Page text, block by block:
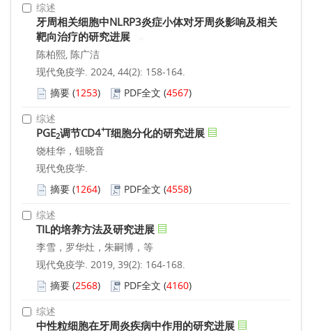
综述
牙周相关细胞中NLRP3炎症小体对牙周炎影响及相关
靶向治疗的研究进展
陈柏熙, 陈广洁
现代免疫学. 2024, 44(2): 158-164.
摘要 (1253) PDF全文 (4567)
综述
PGE2调节CD4+T细胞分化的研究进展
饶桂华，钮晓音
现代免疫学.
摘要 (1264) PDF全文 (4558)
综述
TIL的培养方法及研究进展
李雪，罗华灶，朱嗣博，等
现代免疫学. 2019, 39(2): 164-168.
摘要 (2568) PDF全文 (4160)
综述
中性粒细胞在牙周炎疾病中作用的研究进展